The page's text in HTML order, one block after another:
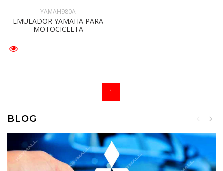
YAMAH980A
EMULADOR YAMAHA PARA
MOTOCICLETA
1
BLOG